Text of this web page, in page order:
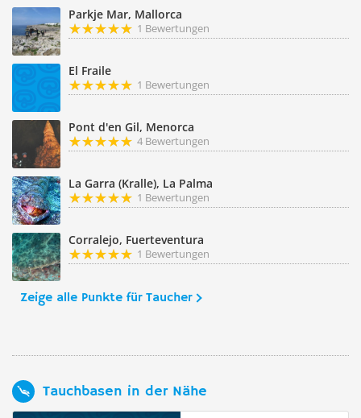
Parkje Mar, Mallorca
1 Bewertungen
El Fraile
1 Bewertungen
Pont d'en Gil, Menorca
4 Bewertungen
La Garra (Kralle), La Palma
1 Bewertungen
Corralejo, Fuerteventura
1 Bewertungen
Zeige alle Punkte für Taucher
Tauchbasen in der Nähe